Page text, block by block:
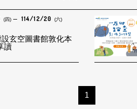
(四) 114/12/20 (六)
玄空圖書館敦化本
讀
1